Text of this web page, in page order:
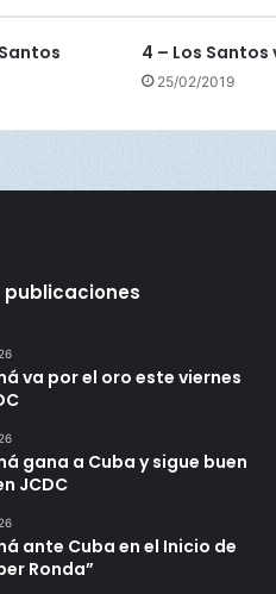
4 – Los Santos
25/02/2019
publicaciones
va por el oro este viernes
gana a Cuba y sigue buen
JCDC
ante Cuba en el Inicio de
Ronda”